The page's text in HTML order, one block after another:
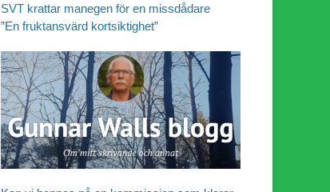
SVT krattar manegen för en missdådare
”En fruktansvärd kortsiktighet”